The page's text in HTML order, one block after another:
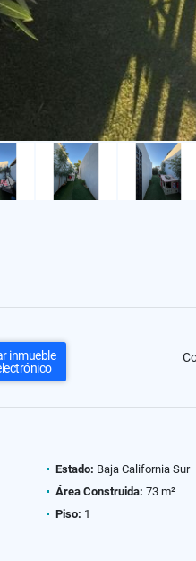
inmueble
Estado: Baja California Sur
Área Construida: 73 m²
Piso: 1